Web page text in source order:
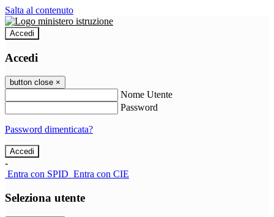
Salta al contenuto
Accedi
Accedi
button close ×
Nome Utente
Password
Password dimenticata?
-
Entra con SPID Entra con CIE
Seleziona utente